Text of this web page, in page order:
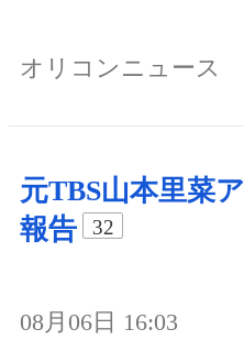
オリコンニュース
元TBS山本里菜
報告
32
08月06日 16:03